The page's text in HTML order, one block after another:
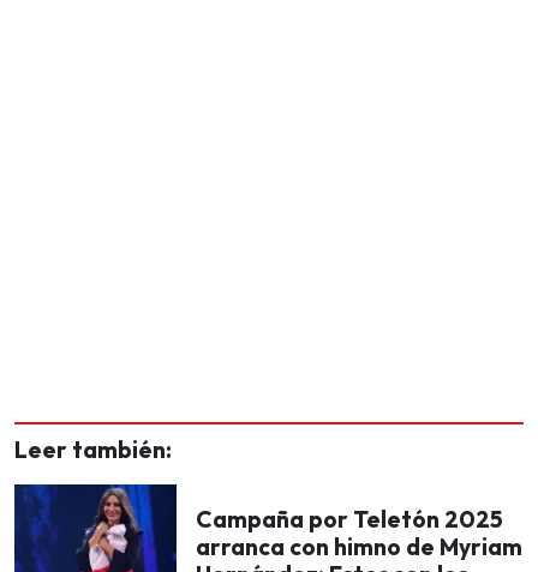
Leer también:
Campaña por Teletón 2025
arranca con himno de Myriam